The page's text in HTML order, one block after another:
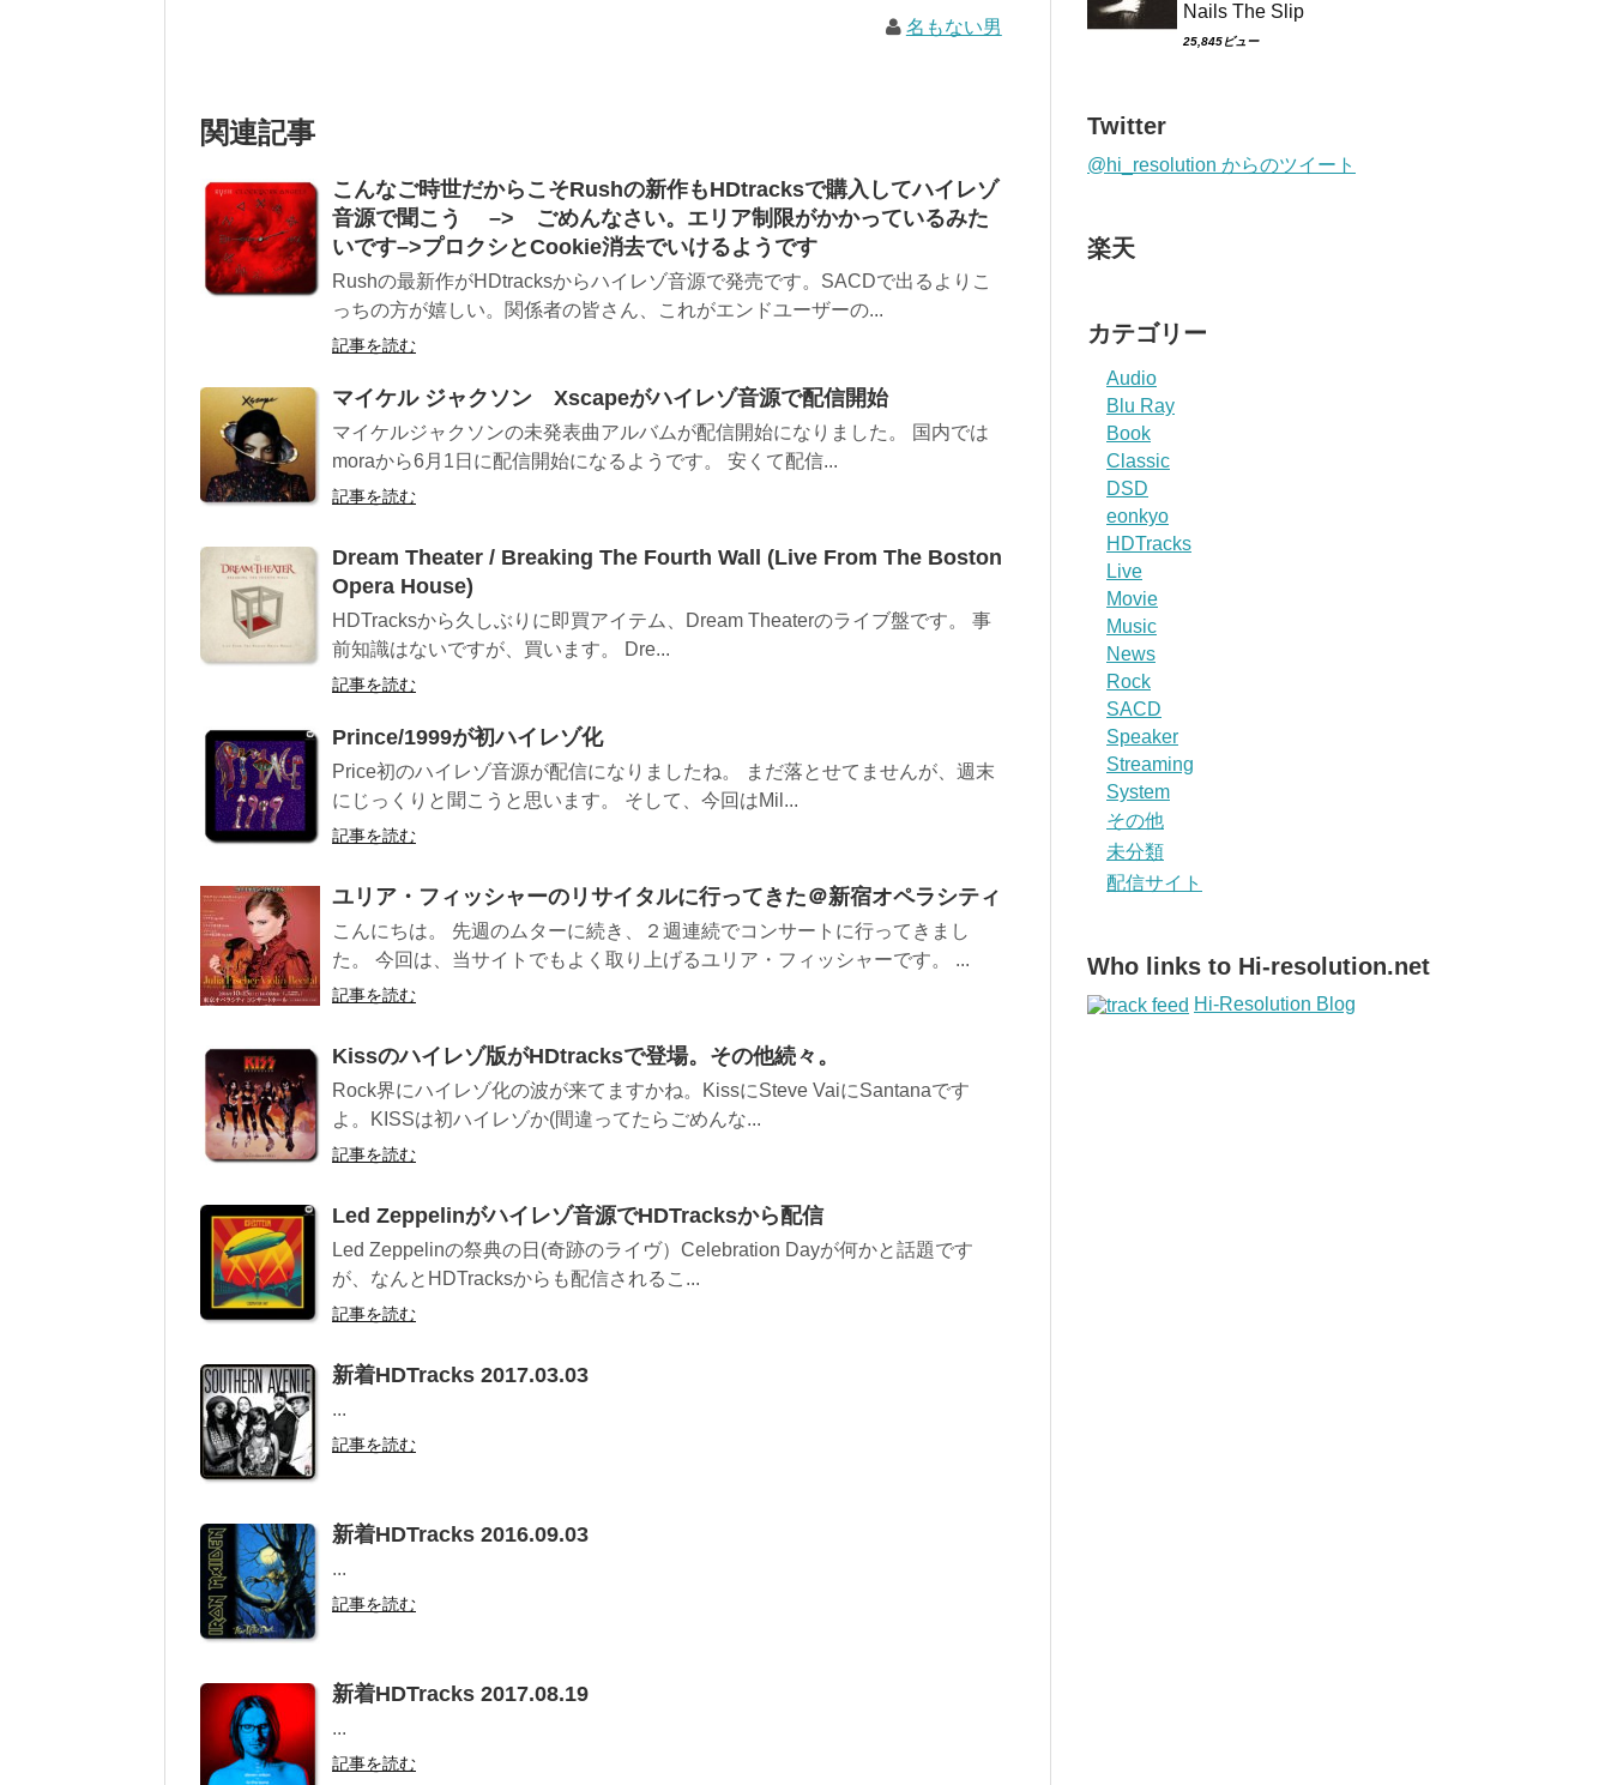
名もない男
関連記事
こんなご時世だからこそRushの新作もHDtracksで購入してハイレゾ
音源で聞こう –> ごめんなさい。エリア制限がかかっているみた
いです–>プロクシとCookie消去でいけるようです
Rushの最新作がHDtracksからハイレゾ音源で発売です。SACDで出るよりこ
っちの方が嬉しい。関係者の皆さん、これがエンドユーザーの...
記事を読む
マイケル ジャクソン Xscapeがハイレゾ音源で配信開始
マイケルジャクソンの未発表曲アルバムが配信開始になりました。 国内では
moraから6月1日に配信開始になるようです。 安くて配信...
記事を読む
Dream Theater / Breaking The Fourth Wall (Live From The Boston
Opera House)
HDTracksから久しぶりに即買アイテム、Dream Theaterのライブ盤です。 事
前知識はないですが、買います。 Dre...
記事を読む
Prince/1999が初ハイレゾ化
Price初のハイレゾ音源が配信になりましたね。 まだ落とせてませんが、週末
にじっくりと聞こうと思います。 そして、今回はMil...
記事を読む
ユリア・フィッシャーのリサイタルに行ってきた＠新宿オペラシティ
こんにちは。 先週のムターに続き、２週連続でコンサートに行ってきまし
た。 今回は、当サイトでもよく取り上げるユリア・フィッシャーです。 ...
記事を読む
Kissのハイレゾ版がHDtracksで登場。その他続々。
Rock界にハイレゾ化の波が来てますかね。KissにSteve VaiにSantanaです
よ。KISSは初ハイレゾか(間違ってたらごめんな...
記事を読む
Led Zeppelinがハイレゾ音源でHDTracksから配信
Led Zeppelinの祭典の日(奇跡のライヴ）Celebration Dayが何かと話題です
が、なんとHDTracksからも配信されるこ...
記事を読む
新着HDTracks 2017.03.03
...
記事を読む
新着HDTracks 2016.09.03
...
記事を読む
新着HDTracks 2017.08.19
...
記事を読む
Nails The Slip
25,845ビュー
Twitter
@hi_resolution からのツイート
楽天
カテゴリー
Audio
Blu Ray
Book
Classic
DSD
eonkyo
HDTracks
Live
Movie
Music
News
Rock
SACD
Speaker
Streaming
System
その他
未分類
配信サイト
Who links to Hi-resolution.net
Hi-Resolution Blog